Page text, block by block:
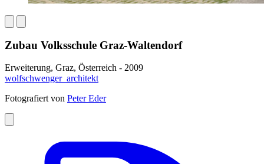
Zubau Volksschule Graz-Waltendorf
Erweiterung, Graz, Österreich - 2009
wolfschwenger_architekt
Fotografiert von Peter Eder